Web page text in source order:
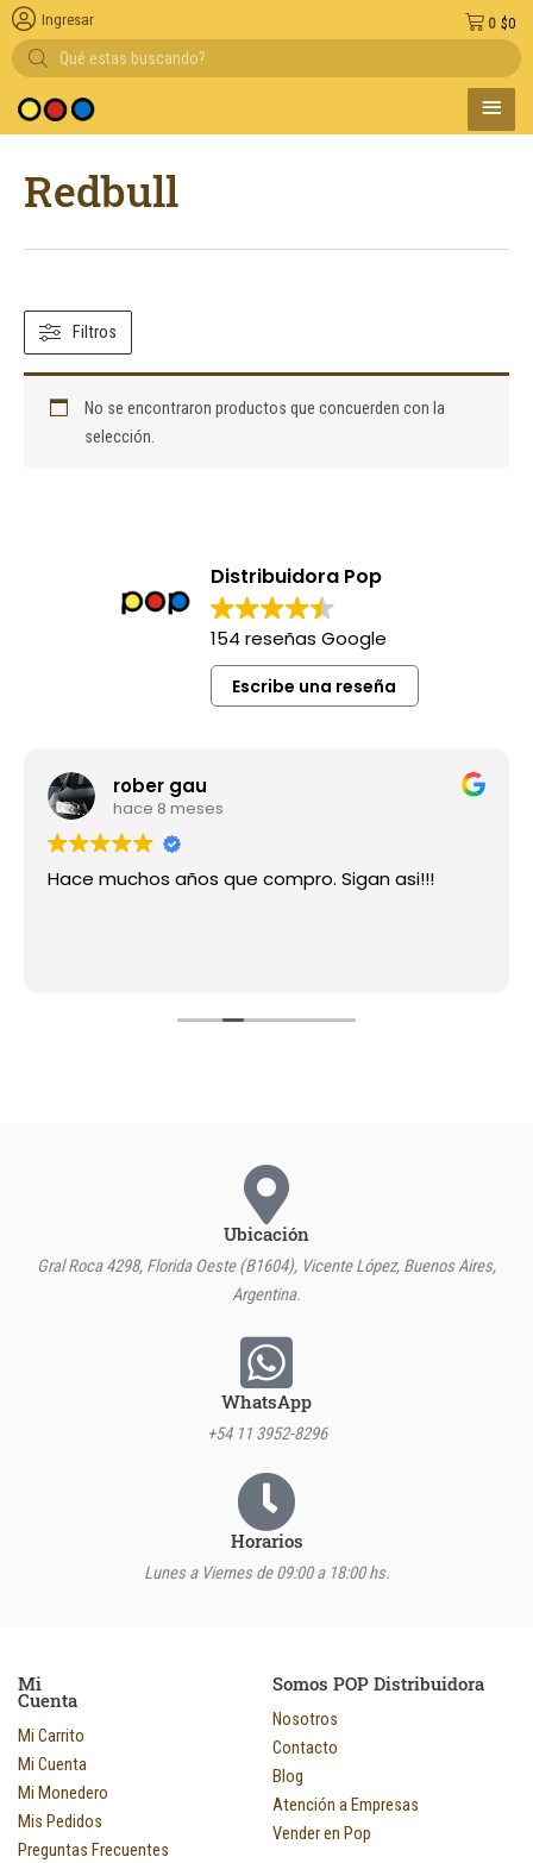
Búsqueda
de
productos
de pago
$0
0
Ingresar
MENÚ
Redbull
Filtros
No se encontraron productos que concuerden con la
selección.
Distribuidora Pop
154 reseñas Google
Escribe una reseña
rober gau
hace 8 meses
Hace muchos años que compro. Sigan asi!!!
Ubicación
Gral Roca 4298, Florida Oeste (B1604), Vicente López, Buenos Aires,
Argentina.
WhatsApp
+54 11 3952-8296
Horarios
Lunes a Viernes de 09:00 a 18:00 hs.
Mi
Cuenta
Mi Carrito
Mi Cuenta
Mi Monedero
Mis Pedidos
Preguntas Frecuentes
Somos POP Distribuidora
Nosotros
Contacto
Blog
Atención a Empresas
Vender en Pop